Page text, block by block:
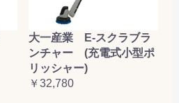
大一産業 E-スクラブラ
ンチャー (充電式小型ポ
リッシャー)
￥32,780